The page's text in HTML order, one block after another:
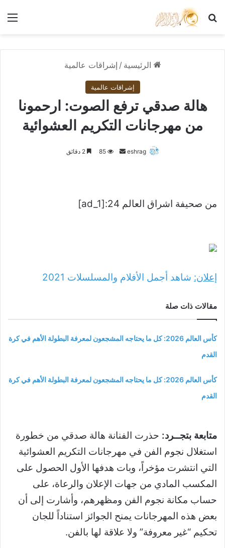
بحث عن
الرئيسية / إشراقات عالمية
إشراقات عالمية
هالة صدقي ترفع الصوت: ارحمونا
من مهرجانات التكريم العشوائية
eshrag
أرسل85 2 دقائق
من صحيفة اشراق العالم 24:[ad_1]
إعلان: شاهد أجمل الأفلام والمسلسلات 2021
مقالات ذات صلة
كأس العالم 2026: كل ما يحتاجه المشجعون لمعرفة البطولة الأهم في كرة
القدم
كأس العالم 2026: كل ما يحتاجه المشجعون لمعرفة البطولة الأهم في كرة
القدم
متابعة بتجــرد: حذرت الفنانة هالة صدقي من خطورة
استغلال نجوم الفن في مهرجانات التكريم العشوائية
التي انتشرت مؤخراً، وبات هدفها الأول الحصول على
المكسب المادي من جهات الإعلان والرعاة، على
حساب مكانة نجوم الفن ومظهرهم، وأشارت إلى أن
بعض هذه المهرجانات يمنح الجوائز استناداً للجان
تحكيم “غير معروفة” ولا علاقة لها بالفن.